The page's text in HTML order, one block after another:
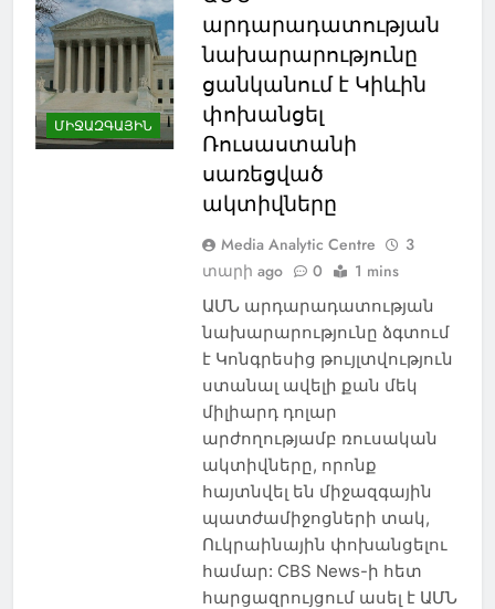
ՄԻՋԱԶԳԱՅԻՆ
արդարադատության
նախարարությունը
ցանկանում է Կիևին
փոխանցել
Ռուսաստանի
սառեցված
ակտիվները
Media Analytic Centre
3
տարի ago
0 1 mins
ԱՄՆ արդարադատության
նախարարությունը ձգտում
է Կոնգրեսից թույլտվություն
ստանալ ավելի քան մեկ
միլիարդ դոլար
արժողությամբ ռուսական
ակտիվները, որոնք
հայտնվել են միջազգային
պատժամիջոցների տակ,
Ուկրաինային փոխանցելու
համար: CBS News-ի հետ
հարցազրույցում ասել է ԱՄՆ